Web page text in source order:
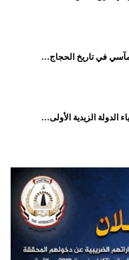
في تاريخ الحجاج…
الدولة الزيدية الأولى…